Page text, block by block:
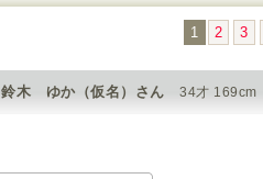
1 2 3
鈴木 ゆか（仮名）さん 34才 169cm